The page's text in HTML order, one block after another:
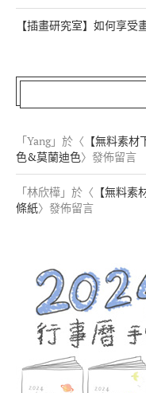
【插畫研究室】如何享受
「Yang」於〈 【無料素
色&莫蘭迪色〉發佈留言
「林欣樺 」於〈 【無料
條紙〉發佈留言